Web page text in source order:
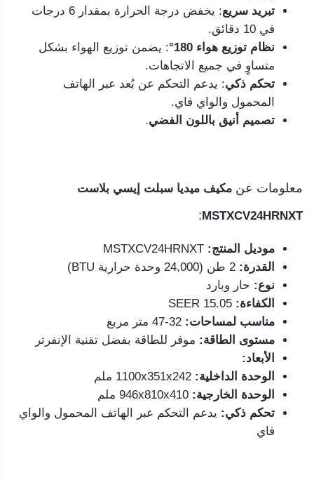
تبريد سريع
: يخفض درجة الحرارة بمقدار 6 درجات
في 10 دقائق.
نظام توزيع هواء 180°
: يضمن توزيع الهواء بشكل
متساوٍ في جميع الاتجاهات.
تحكم ذكي: يدعم التحكم عن بُعد عبر الهاتف
المحمول والواي فاي.
تصميم أنيق باللون الفضي.
معلومات عن مكيف ميديا سبلت إيسي بلاست
MSTXCV24HRNXT
:
موديل المنتج:
القدرة:
نوع: حار وبارد
الكفاءة:
مناسب لمساحات:
مستوى الطاقة: موفر للطاقة بفضل تقنية الإنفرتر
الأبعاد:
الوحدة الداخلية:
الوحدة الخارجية:
تحكم ذكي: يدعم التحكم عبر الهاتف المحمول والواي
فاي